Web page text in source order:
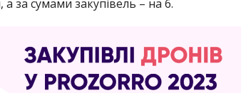
а за сумами закупівель – на 6.